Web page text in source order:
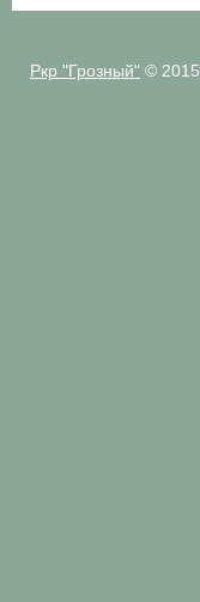
Ркр "Грозный"© 2015